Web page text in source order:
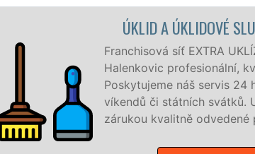
a okolí
pro firmy i jednotlivce.
v týdnu a to i během
žádá a to se